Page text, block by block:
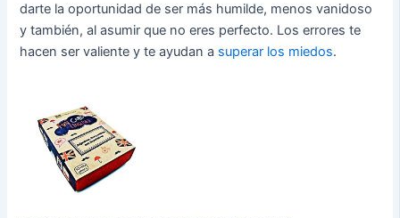
darte la oportunidad de ser más humilde, menos vanidoso
y también, al asumir que no eres perfecto. Los errores te
hacen ser valiente y te ayudan a superar los miedos.